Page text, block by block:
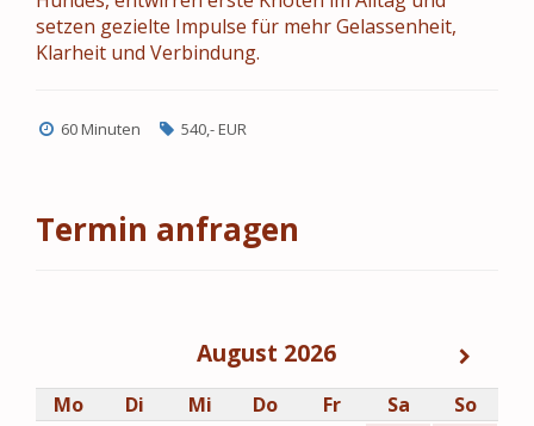
setzen gezielte Impulse für mehr Gelassenheit,
Klarheit und Verbindung.
60 Minuten 540,- EUR
Termin anfragen
August 2026
Mo Di Mi Do Fr Sa
So